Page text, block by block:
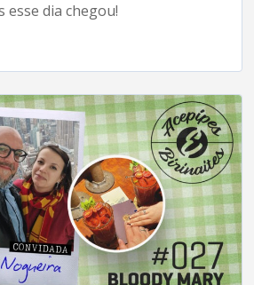
esse dia chegou!